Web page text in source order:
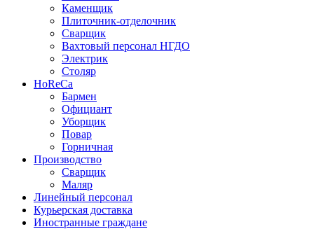
Каменщик
Плиточник-отделочник
Сварщик
Вахтовый персонал НГДО
Электрик
Столяр
HoReCa
Бармен
Официант
Уборщик
Повар
Горничная
Производство
Сварщик
Маляр
Линейный персонал
Курьерская доставка
Иностранные граждане